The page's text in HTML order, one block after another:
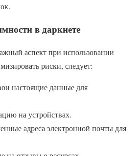
в даркнете
аспект при использовании
риски, следует:
настоящие данные для
на устройствах.
адреса электронной почты для